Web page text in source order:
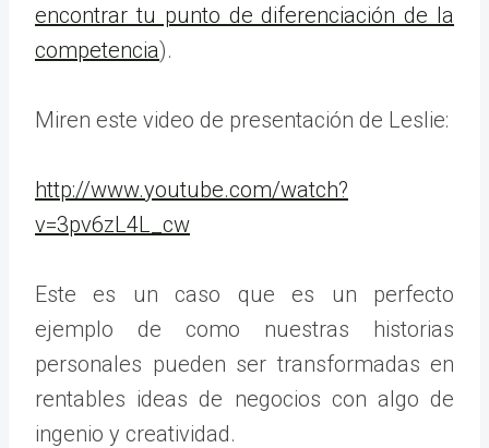
encontrar tu punto de diferenciación de la
competencia).
Miren este video de presentación de Leslie:
http://www.youtube.com/watch?
v=3pv6zL4L_cw
Este es un caso que es un perfecto
ejemplo de como nuestras historias
personales pueden ser transformadas en
rentables ideas de negocios con algo de
ingenio y creatividad.